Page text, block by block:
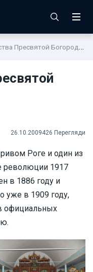
Пресвятой Богородицы
26.10.2009426 Перегляди
Роге и один из
революции 1917
в 1886 году и
уже в 1909 году,
официальных